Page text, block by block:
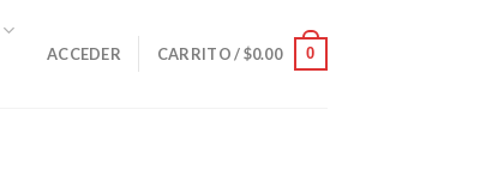
ACCEDER CARRITO /$0.00 0